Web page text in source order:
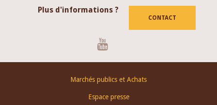
Plus d'informations ?
CONTACT
Marchés publics et Achats
Espace presse